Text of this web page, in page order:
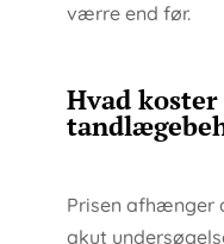
værre end før.
Hvad
Prisen afhænger
akut